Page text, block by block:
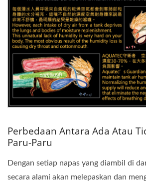
Perbedaan Antara Ada Atau
Paru-Paru
Dengan setiap napas yang diambil di
secara alami akan melepaskan dan